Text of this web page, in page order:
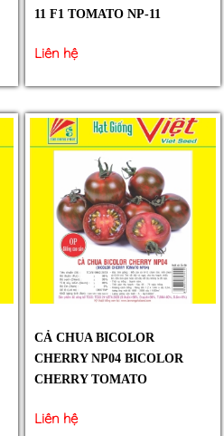
11 F1 TOMATO NP-11
Liên hệ
CẢ CHUA BICOLOR
CHERRY NP04 BICOLOR
CHERRY TOMATO
Liên hệ